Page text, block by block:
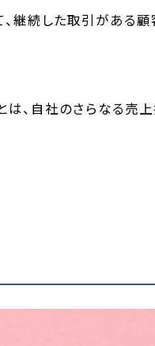
継続した取引がある顧
は、自社のさらなる売